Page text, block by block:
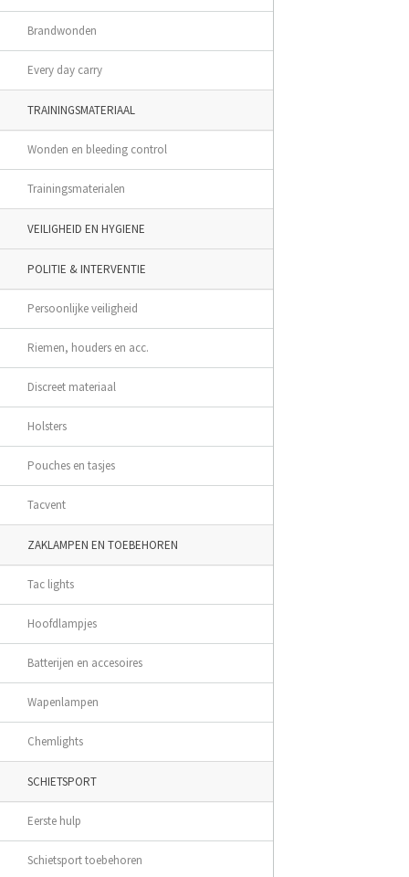
Brandwonden
Every day carry
TRAININGSMATERIAAL
Wonden en bleeding control
Trainingsmaterialen
VEILIGHEID EN HYGIENE
POLITIE & INTERVENTIE
Persoonlijke veiligheid
Riemen, houders en acc.
Discreet materiaal
Holsters
Pouches en tasjes
Tacvent
ZAKLAMPEN EN TOEBEHOREN
Tac lights
Hoofdlampjes
Batterijen en accesoires
Wapenlampen
Chemlights
SCHIETSPORT
Eerste hulp
Schietsport toebehoren